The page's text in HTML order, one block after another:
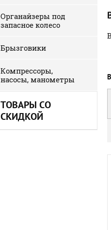
Органайзеры под
запасное колесо
Брызговики
Компрессоры,
насосы, манометры
ТОВАРЫ СО
СКИДКОЙ